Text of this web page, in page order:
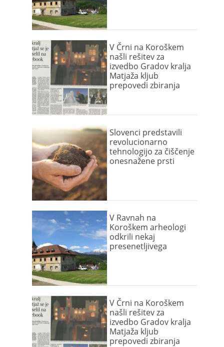
V Črni na Koroškem
našli rešitev za
izvedbo Gradov kralja
Matjaža kljub
prepovedi zbiranja
Slovenci predstavili
revolucionarno
tehnologijo za čiščenje
onesnažene prsti
V Ravnah na
Koroškem arheologi
odkrili nekaj
presenetljivega
V Črni na Koroškem
našli rešitev za
izvedbo Gradov kralja
Matjaža kljub
prepovedi zbiranja